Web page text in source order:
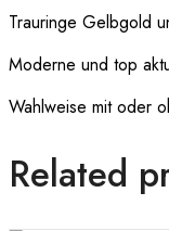
Trauringe Gelbgold
Moderne und top
Wahlweise mit oder
Related